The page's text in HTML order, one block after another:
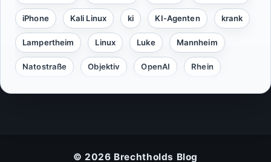
iPhone Kali Linux ki KI-Agenten krank
Lampertheim Linux Luke Mannheim
Natostraße Objektiv OpenAI Rhein
© 2026 Brechtholds Blog